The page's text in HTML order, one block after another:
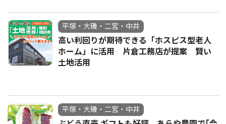
平塚・大磯・二宮・中井
高い利回りが期待できる「ホスピス型老人
ホーム」に活用 片倉工務店が提案 賢い
土地活用
平塚・大磯・二宮・中井